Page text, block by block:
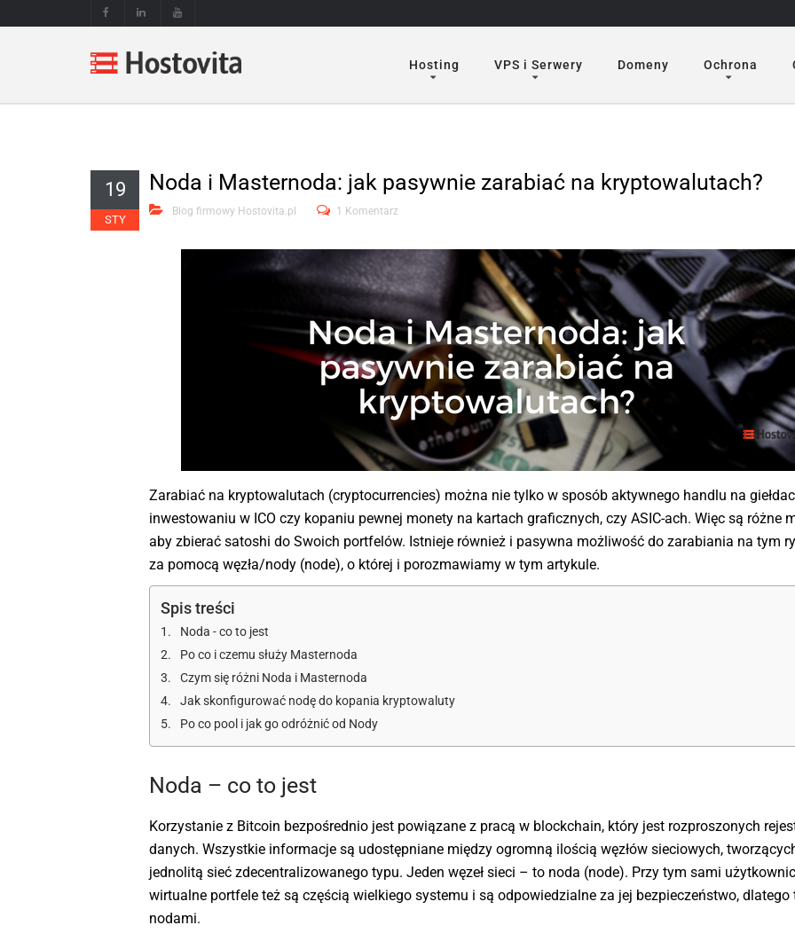
Hosting VPS i Serwery Domeny Ochrona
19
STY
Noda i Masternoda: jak pasywnie zarabiać na kryptowalutach?
Blog firmowy Hostovita.pl 1 Komentarz
Zarabiać na kryptowalutach (cryptocurrencies) można nie tylko w sposób aktywnego handlu na
inwestowaniu w ICO czy kopaniu pewnej monety na kartach graficznych, czy ASIC-ach. Więc są różne
aby zbierać satoshi do Swoich portfelów. Istnieje również i pasywna możliwość do zarabiania na tym
za pomocą węzła/nody (node), o której i porozmawiamy w tym artykule.
Spis treści
Noda - co to jest
Po co i czemu służy Masternoda
Czym się różni Noda i Masternoda
Jak skonfigurować nodę do kopania kryptowaluty
Po co pool i jak go odróżnić od Nody
Noda – co to jest
Korzystanie z Bitcoin bezpośrednio jest powiązane z pracą w blockchain, który jest rozproszonych
danych. Wszystkie informacje są udostępniane między ogromną ilością węzłów sieciowych,
jednolitą sieć zdecentralizowanego typu. Jeden węzeł sieci – to noda (node). Przy tym sami
wirtualne portfele też są częścią wielkiego systemu i są odpowiedzialne za jej bezpieczeństwo, dlatego
nodami.